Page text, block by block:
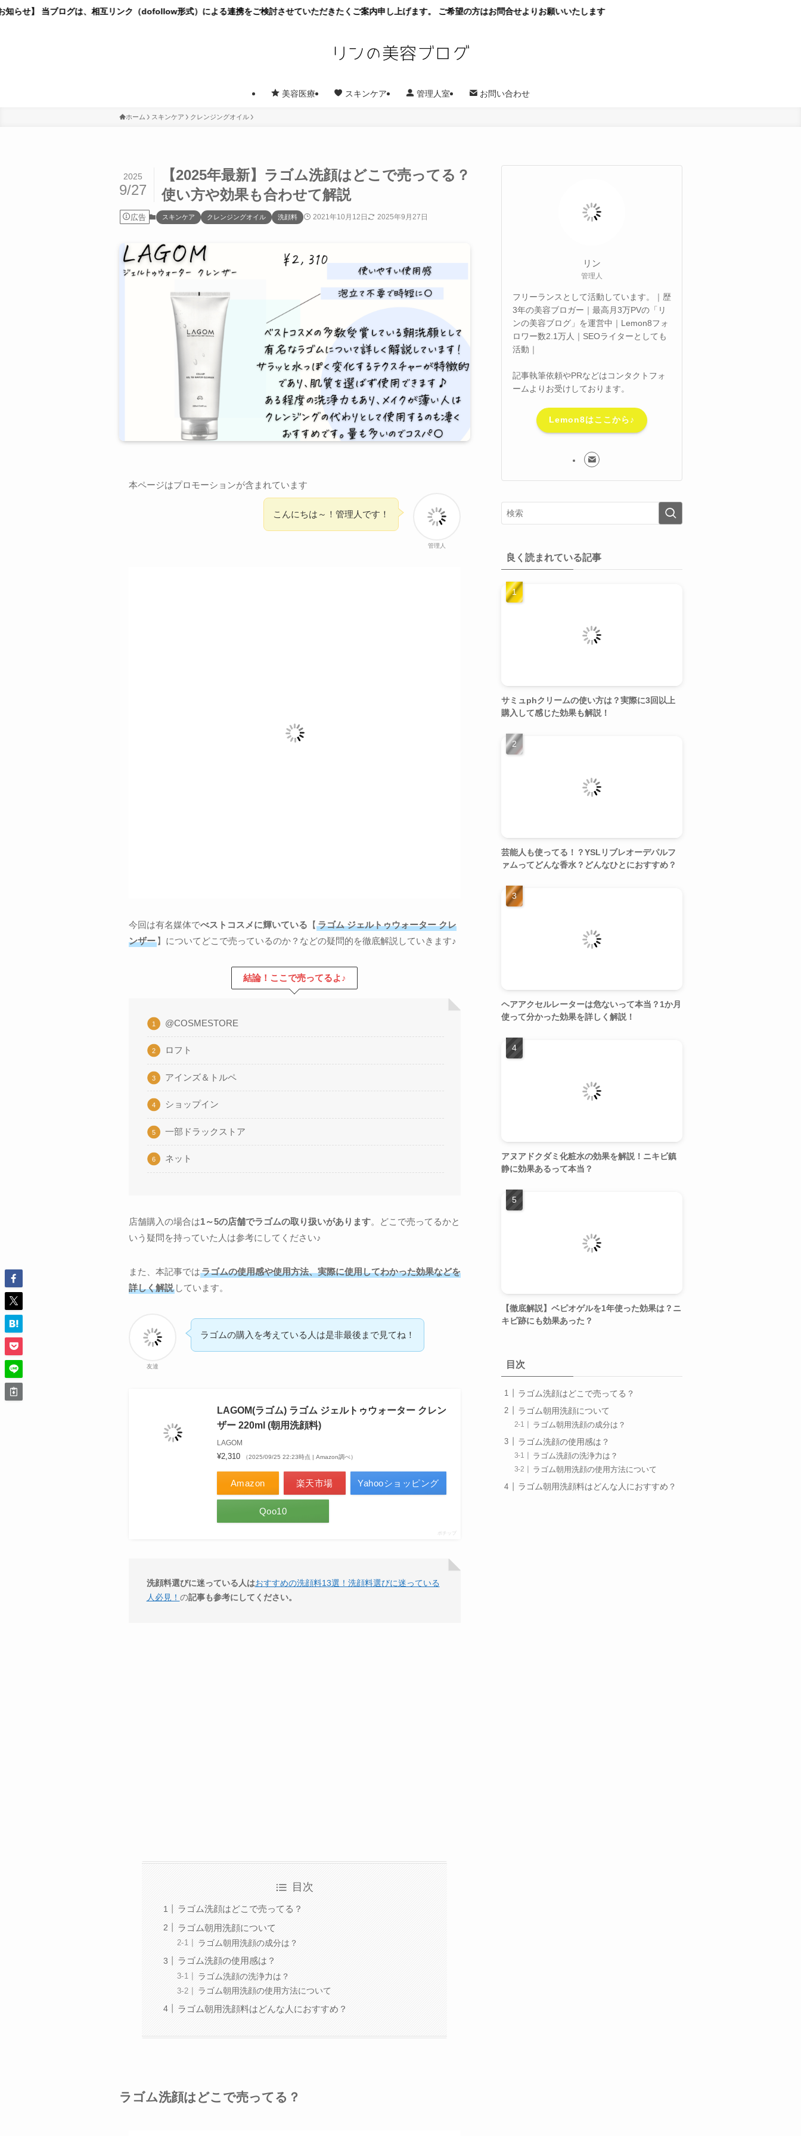
グは、相互リンク（dofollow形式）による連携をご検討させていただきたくご案内申し上げます。 ご希望の方はお問合せよりお願いいたします
美容医療 スキンケア 管理人室 お問い合わせ
ホーム スキンケア クレンジングオイル
【2025年最新】ラゴム洗顔はどこで売ってる？
使い方や効果も合わせて解説
2025
9/27
広告 スキンケア クレンジングオイル 洗顔料 2021年10月12日 2025年9月27日
本ページはプロモーションが含まれています
管理人
こんにちは～！管理人です！
今回は有名媒体でべストコスメに輝いている 【 ラゴム ジェルトゥウォーター クレ
ンザー】についてどこで売っているのか？などの疑問的を徹底解説していきます♪
結論！ここで売ってるよ♪
@COSMESTORE
ロフト
アインズ＆トルペ
ショップイン
一部ドラックストア
ネット
店舗購入の場合は1～5の店舗でラゴムの取り扱いがあります。どこで売ってるかと
いう疑問を持っていた人は参考にしてください♪
また、本記事ではラゴムの使用感や使用方法、実際に使用してわかった効果などを
詳しく解説しています。
友達
ラゴムの購入を考えている人は是非最後まで見てね！
LAGOM(ラゴム) ラゴム ジェルトゥウォーター クレン
ザー 220ml (朝用洗顔料)
LAGOM
¥2,310 （2025/09/25 22:23時点 | Amazon調べ）
Amazon 楽天市場 Yahooショッピング
Qoo10
ポチップ
洗顔料選びに迷っている人はおすすめの洗顔料13選！洗顔料選びに迷っている
人必見！ の記事も参考にしてください。
目次
ラゴム洗顔はどこで売ってる？
ラゴム朝用洗顔について
ラゴム朝用洗顔の成分は？
ラゴム洗顔の使用感は？
ラゴム洗顔の洗浄力は？
ラゴム朝用洗顔の使用方法について
ラゴム朝用洗顔料はどんな人におすすめ？
ラゴム洗顔はどこで売ってる？
リン
管理人
フリーランスとして活動しています。｜歴
3年の美容ブロガー｜最高月3万PVの「リ
ンの美容ブログ」を運営中｜Lemon8フォ
ロワー数2.1万人｜SEOライターとしても
活動｜
記事執筆依頼やPRなどはコンタクトフォ
ームよりお受けしております。
Lemon8はここから♪
良く読まれている記事
サミュphクリームの使い方は？実際に3回以上
購入して感じた効果も解説！
芸能人も使ってる！？YSLリブレオーデパルフ
ァムってどんな香水？どんなひとにおすすめ？
ヘアアクセルレーターは危ないって本当？1か月
使って分かった効果を詳しく解説！
アヌアドクダミ化粧水の効果を解説！ニキビ鎮
静に効果あるって本当？
【徹底解説】ベピオゲルを1年使った効果は？ニ
キビ跡にも効果あった？
目次
ラゴム洗顔はどこで売ってる？
ラゴム朝用洗顔について
ラゴム朝用洗顔の成分は？
ラゴム洗顔の使用感は？
ラゴム洗顔の洗浄力は？
ラゴム朝用洗顔の使用方法について
ラゴム朝用洗顔料はどんな人におすすめ？